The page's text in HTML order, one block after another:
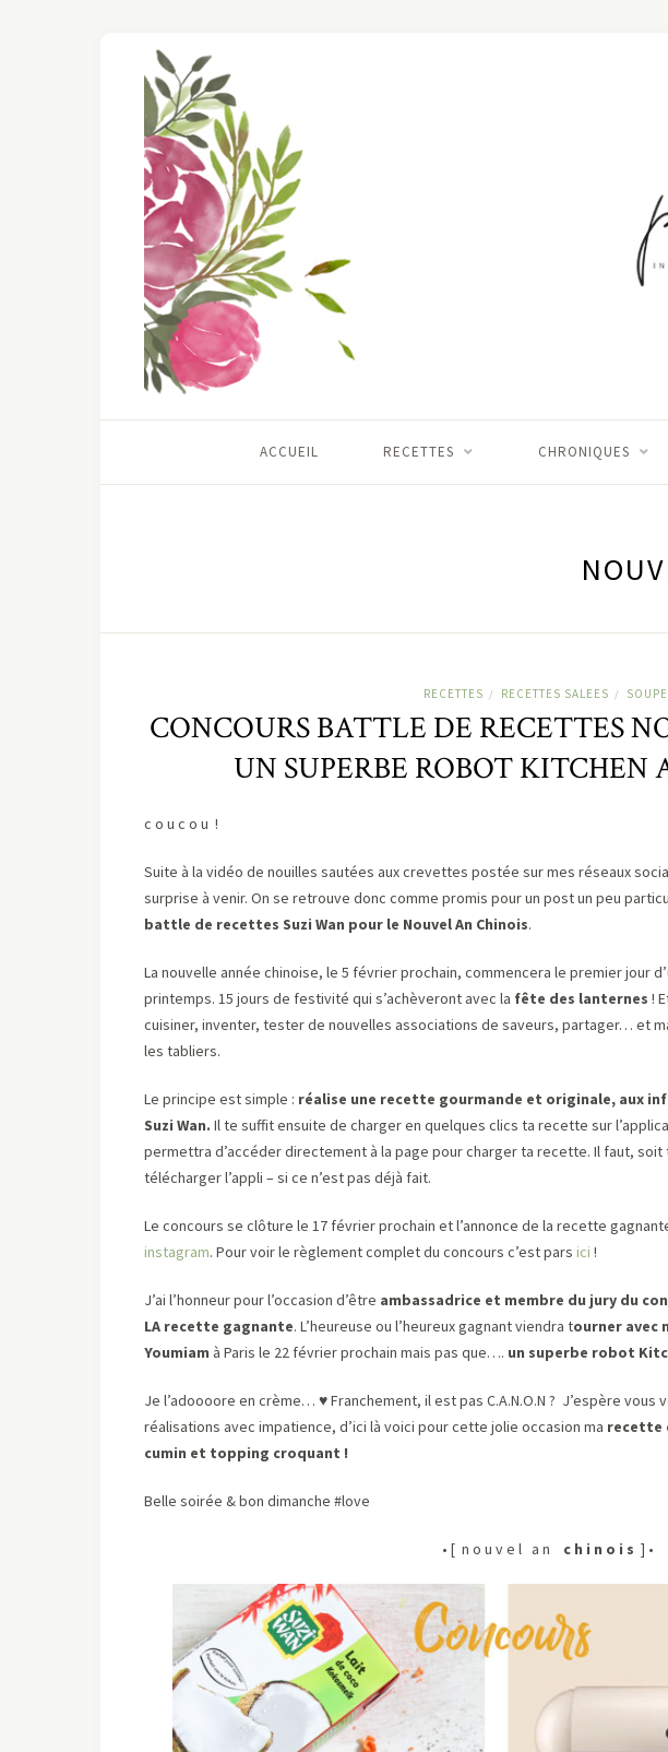
ACCUEIL RECETTES CHRONIQUES
RECETTES / RECETTES SALEES / SOUPE
CONCOURS BATTLE DE RECETTES
UN SUPERBE ROBOT KITCHEN
c o u c o u !
Suite à la vidéo de nouilles sautées aux crevettes postée sur mes réseaux
surprise à venir. On se retrouve donc comme promis pour un post un peu
battle de recettes Suzi Wan pour le Nouvel An Chinois.
La nouvelle année chinoise, le 5 février prochain, commencera le premier jour
printemps. 15 jours de festivité qui s’achèveront avec la fête des lanternes !
cuisiner, inventer, tester de nouvelles associations de saveurs, partager… et
les tabliers.
Le principe est simple : réalise une recette gourmande et originale, aux
Suzi Wan. Il te suffit ensuite de charger en quelques clics ta recette sur
permettra d’accéder directement à la page pour charger ta recette. Il faut,
télécharger l’appli – si ce n’est pas déjà fait.
Le concours se clôture le 17 février prochain et l’annonce de la recette
instagram. Pour voir le règlement complet du concours c’est pars ici !
J’ai l’honneur pour l’occasion d’être ambassadrice et membre du jury du
LA recette gagnante. L’heureuse ou l’heureux gagnant viendra tourner avec
Youmiam à Paris le 22 février prochain mais pas que…. un superbe robot
Je l’adoooore en crème… ♥Franchement, il est pas C.A.N.O.N ? J’espère
réalisations avec impatience, d’ici là voici pour cette jolie occasion ma recette
cumin et topping croquant !
Belle soirée & bon dimanche #love
• [ n o u v e l a n c h i n o i s ] •